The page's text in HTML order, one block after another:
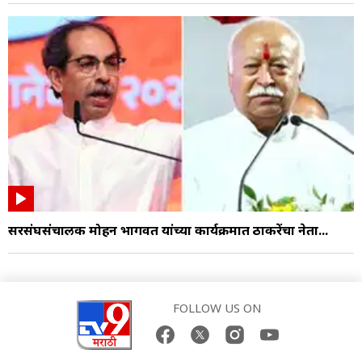
सरसंघसंचालक मोहन भागवत यांच्या कार्यक्रमात ठाकरेंचा नेता...
FOLLOW US ON